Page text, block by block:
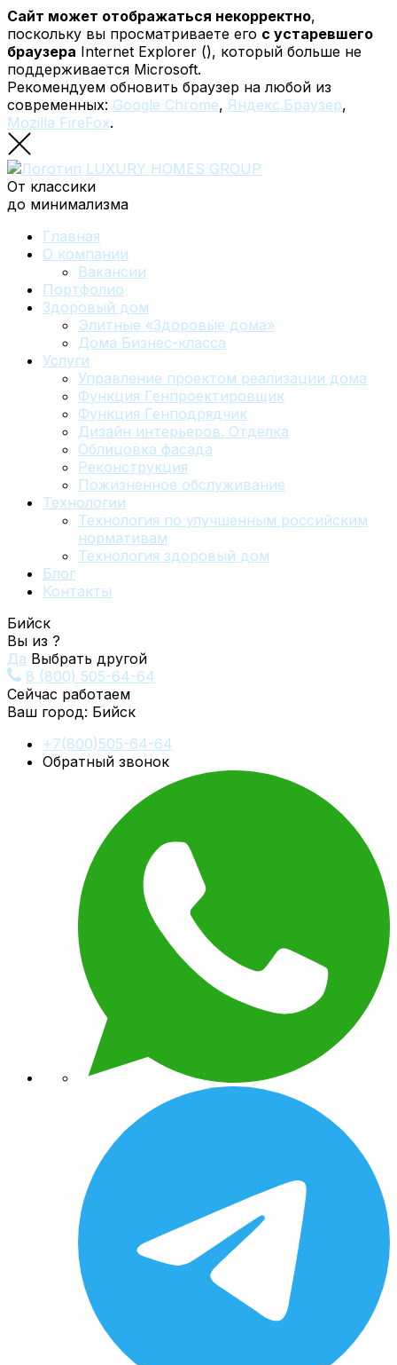
Сайт может отображаться некорректно,
поскольку вы просматриваете его с устаревшего
браузера Internet Explorer (), который больше не
поддерживается Microsoft.
Рекомендуем обновить браузер на любой из
современных: Google Chrome, Яндекс.Браузер,
Mozilla FireFox.
От классики
до минимализма
Главная
О компании
Вакансии
Портфолио
Здоровый дом
Элитные «Здоровые дома»
Дома Бизнес-класса
Услуги
Управление проектом реализации дома
Функция Генпроектировщик
Функция Генподрядчик
Дизайн интерьеров. Отделка
Облицовка фасада
Реконструкция
Пожизненное обслуживание
Технологии
Технология по улучшенным российским
нормативам
Технология здоровый дом
Блог
Контакты
Бийск
Вы из ?
Да Выбрать другой
8 (800) 505-64-64
Сейчас работаем
Ваш город: Бийск
+7(800)505-64-64
Обратный звонок